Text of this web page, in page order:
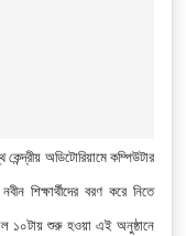
কেন্দ্রীয় অডিটোরিয়ামে কম্পিউটার
শিক্ষার্থীদের বরণ করে নিতে
১০টায় শুরু হওয়া এই অনুষ্ঠানে